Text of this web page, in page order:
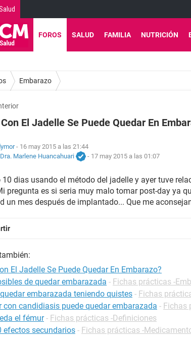
FOROS SALUD FAMILIA NUTRICIÓN
Embarazo
El Jadelle Se Puede Quedar En
- 16 may 2015 a las 21:44
Dra. Marlene Huancahuari
- 17 may 2015 a las 01:07
10 dias usando el método del jadelle y ayer tuve
pregunta es si seria muy malo tomar post-day ya
un mes después de implantado... Que me
El Jadelle Se Puede Quedar En Embarazo?
de quedar embarazada - Fichas prácticas -
embarazada teniendo quistes - Fichas
con candidiasis puede quedar embarazada - Fichas
el fémur - Fichas prácticas -Definiciones
efectos secundarios - Fichas prácticas -